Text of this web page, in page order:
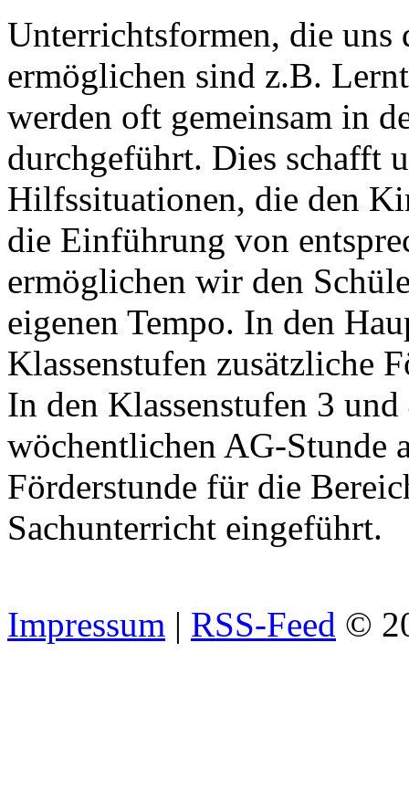
Unterrichtsformen, die
ermöglichen sind z.B.
werden oft gemeinsam in
durchgeführt. Dies schafft
Hilfssituationen, die den
die Einführung von
ermöglichen wir den
eigenen Tempo. In den
Klassenstufen zusätzliche
In den Klassenstufen 3
wöchentlichen AG-Stunde
Förderstunde für die
Sachunterricht eingeführt.
Impressum | RSS-Feed ©